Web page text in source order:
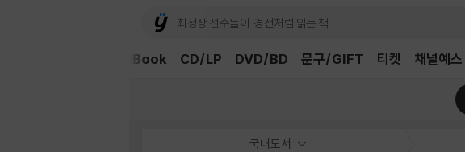
채널예스
eBook CD/LP DVD/BD 문구/GIFT 티켓
국내도서